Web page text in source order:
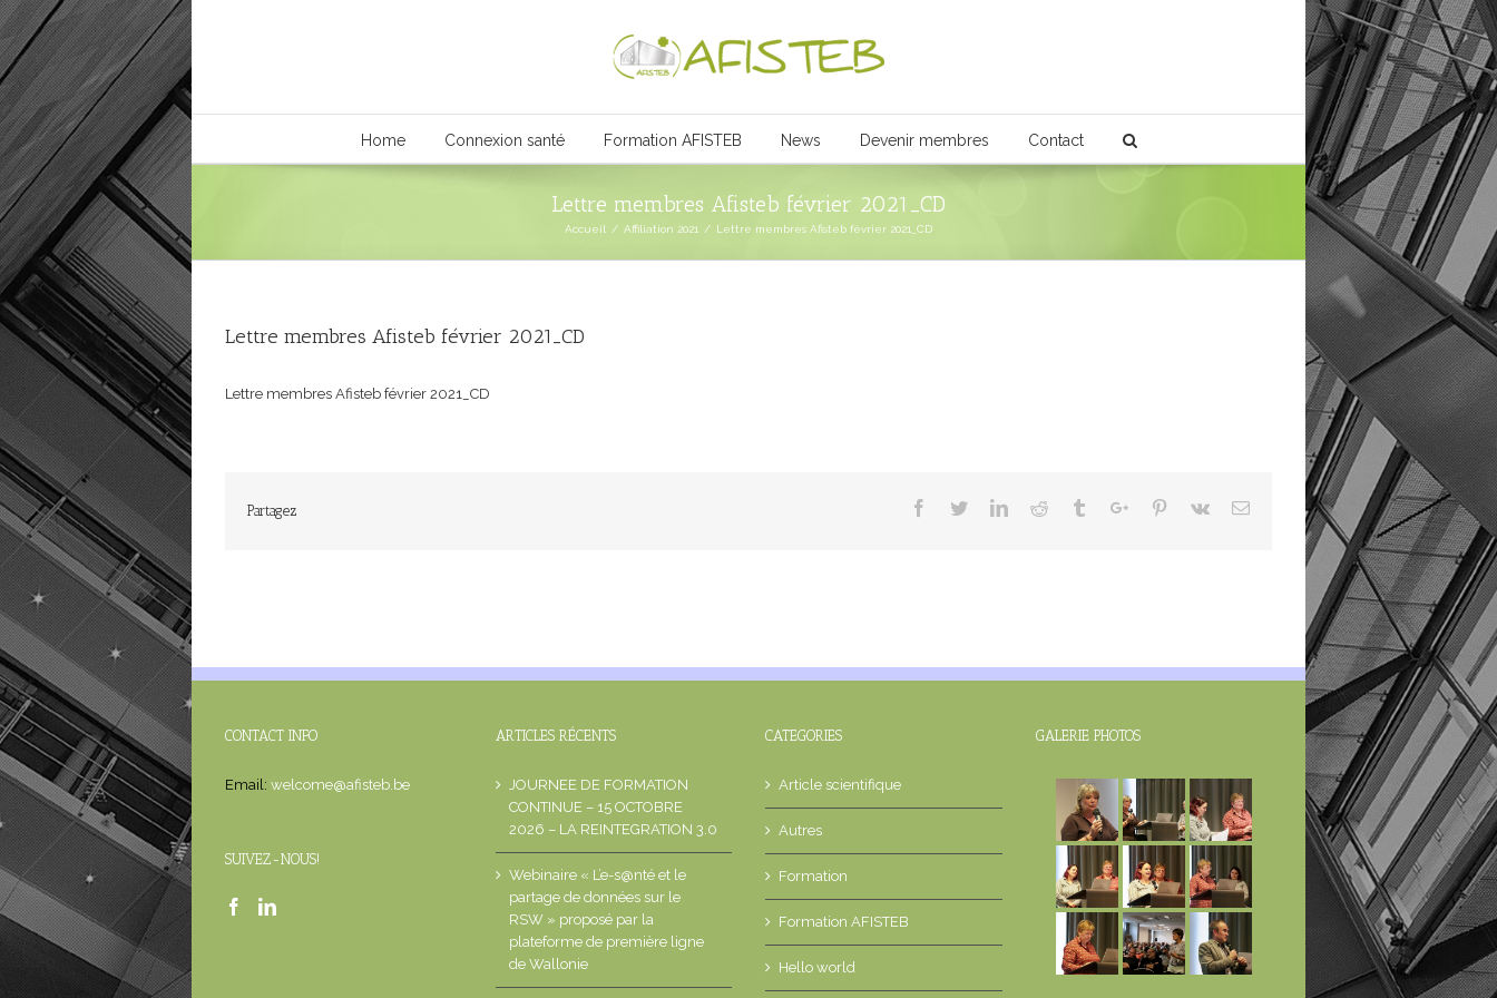
Home Connexion santé Formation AFISTEB News Devenir membres Contact
Lettre membres Afisteb février 2021_CD
Accueil / Affiliation 2021 / Lettre membres Afisteb février 2021_CD
Lettre membres Afisteb février 2021_CD
Lettre membres Afisteb février 2021_CD
Partagez Facebook
TwitterLinkedinReddit TumblrGoogle+Pinterest
Vk Email
CONTACT INFO
Email: welcome@afisteb.be
SUIVEZ-NOUS!
ARTICLES RÉCENTS
JOURNEE DE FORMATION
CONTINUE – 15 OCTOBRE
2026 – LA REINTEGRATION 3.0
Webinaire « L’e-s@nté et le
partage de données sur le
RSW » proposé par la
plateforme de première ligne
de Wallonie
CATEGORIES
Article scientifique
Autres
Formation
Formation AFISTEB
Hello world
GALERIE PHOTOS